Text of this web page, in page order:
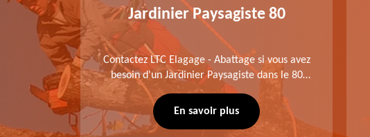
fait
jardinier
.
des
Jardinier Paysagiste 80
Contactez LTC Elagage - Abattage si vous avez
besoin d'un Jardinier Paysagiste dans le 80
Somme. Chaque intervention est exécutée
selon les normes en vigueur. Découvrez un
extérieur exceptionnel grâce à notre équipe.
En savoir plus